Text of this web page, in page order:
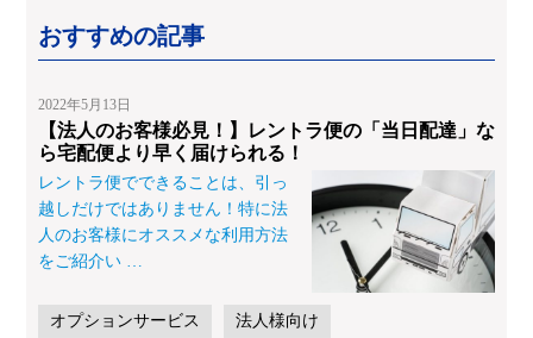
おすすめの記事
2022年5月13日
【法人のお客様必見！】レントラ便の「当日配達」な
ら宅配便より早く届けられる！
レントラ便でできることは、引っ
越しだけではありません！特に法
人のお客様にオススメな利用方法
をご紹介い …
オプションサービス 法人様向け